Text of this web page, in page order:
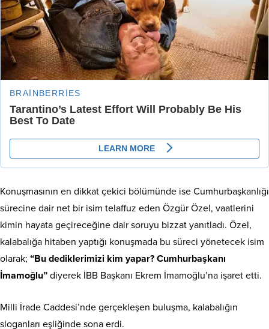
Konuşmasının en dikkat çekici bölümünde ise Cumhurbaşkanlığı
sürecine dair net bir isim telaffuz eden Özgür Özel, vaatlerini
kimin hayata geçireceğine dair soruyu bizzat yanıtladı. Özel,
kalabalığa hitaben yaptığı konuşmada bu süreci yönetecek isim
olarak; “Bu dediklerimizi kim yapar? Cumhurbaşkanı
İmamoğlu” diyerek İBB Başkanı Ekrem İmamoğlu’na işaret etti.
Milli İrade Caddesi’nde gerçekleşen buluşma, kalabalığın
sloganları eşliğinde sona erdi.